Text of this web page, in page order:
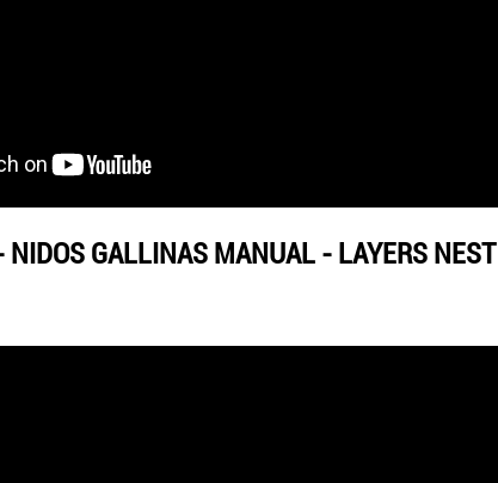
NIDOS GALLINAS MANUAL - LAYERS NEST